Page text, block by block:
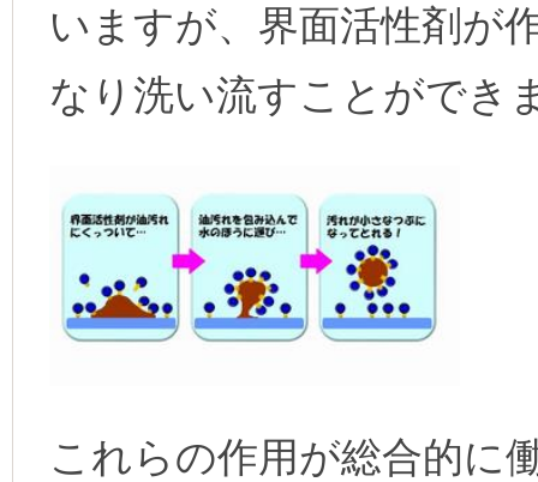
いますが、界面活性剤が
なり洗い流すことができ
これらの作用が総合的に